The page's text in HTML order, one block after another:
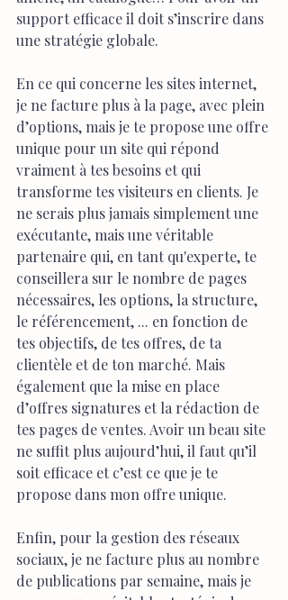
support efficace il doit s’inscrire dans
une stratégie globale.
En ce qui concerne les sites internet,
je ne facture plus à la page, avec plein
d’options, mais je te propose une offre
unique pour un site qui répond
vraiment à tes besoins et qui
transforme tes visiteurs en clients. Je
ne serais plus jamais simplement une
exécutante, mais une véritable
partenaire qui, en tant qu'experte, te
conseillera sur le nombre de pages
nécessaires, les options, la structure,
le référencement, ... en fonction de
tes objectifs, de tes offres, de ta
clientèle et de ton marché. Mais
également que la mise en place
d’offres signatures et la rédaction de
tes pages de ventes. Avoir un beau site
ne suffit plus aujourd’hui, il faut qu’il
soit efficace et c’est ce que je te
propose dans mon offre unique.
Enfin, pour la gestion des réseaux
sociaux, je ne facture plus au nombre
de publications par semaine, mais je